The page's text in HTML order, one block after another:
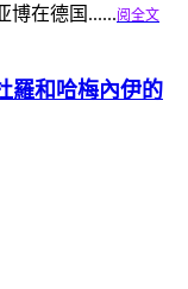
博在德国......阅全文
羅和哈梅內伊的